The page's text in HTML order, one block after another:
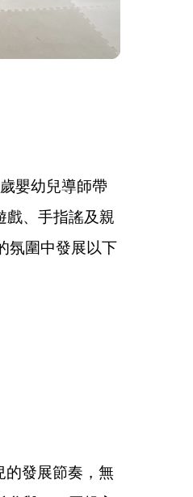
嬰幼兒導師帶
戲、手指謠及親
氛圍中發展以下
的發展節奏，無